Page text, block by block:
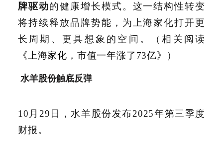
牌驱动的健康增长模式。这一结构性转变
将持续释放品牌势能，为上海家化打开更
长周期、更具想象的空间。（相关阅读
《上海家化，市值一年涨了73亿》
）
水羊股份触底反弹
10月29日，水羊股份发布2025年第三季度
财报。